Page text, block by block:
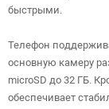
быстрыми.
Телефон
основную камеру
microSD до 32 ГБ.
обеспечивает